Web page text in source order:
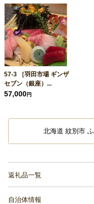
57-3 ［羽田市場 ギンザ
セブン（銀座）...
57,000円
北海道 紋別市
返礼品一覧
自治体情報